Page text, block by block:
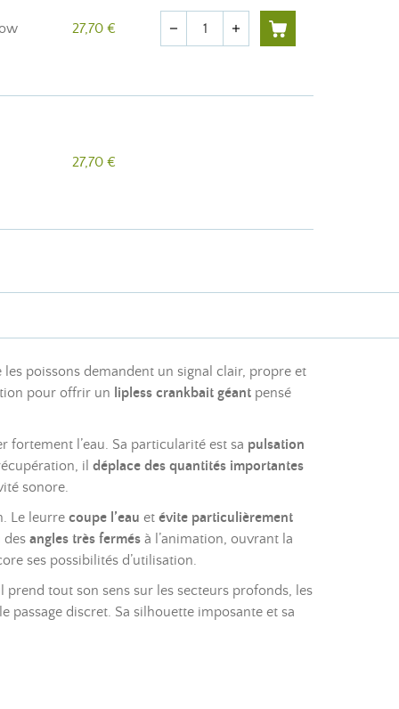
27,70 € Quantité
remove add
27,70 €
poissons demandent un signal clair, propre et
pour offrir un lipless crankbait géant pensé
l’eau. Sa particularité est sa pulsation
il déplace des quantités importantes
sonore.
Le leurre coupe l’eau et évite particulièrement
des angles très fermés à l’animation, ouvrant la
ses possibilités d’utilisation.
tout son sens sur les secteurs profonds, les
passage discret. Sa silhouette imposante et sa